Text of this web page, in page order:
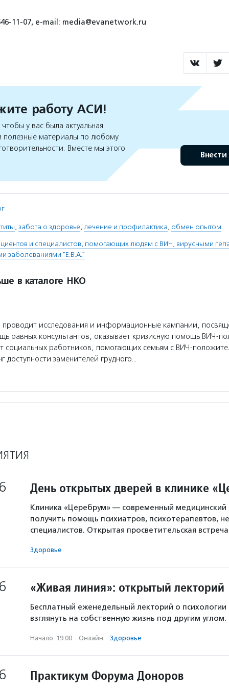
11-07, e-mail: media@evanetwork.ru
работу АСИ!
у вас была актуальная
материалы по любому
Вместе мы этого
Внести
, забота о здоровье, лечение и профилактика, обмен опытом
и специалистов, помогающих людям с ВИЧ, вирусными
заболеваниями "Е.В.А."
в каталоге НКО
исследования и информационные кампании,
равных консультантов, оказывает кризисную помощь ВИЧ-
социальных работников, помогающих семьям с ВИЧ-
доступности заменителей грудного…
День открытых дверей в клинике
Клиника «Церебрум» — современный
получить помощь психиатров, психотерапевтов,
специалистов. Открытая просветительская
Здоровье
«Живая линия»: открытый лекторий
Бесплатный еженедельный лекторий о
взглянуть на собственную жизнь под другим углом.
Начало: 19:00 · Онлайн · Здоровье
Практикум Форума Доноров